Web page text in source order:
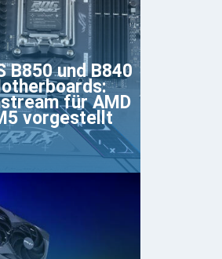
B850 und B840
für AMD
vorgestellt